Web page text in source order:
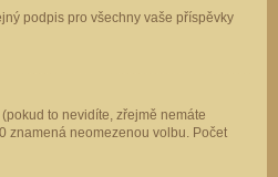
podpis pro všechny vaše příspěvky
to nevidíte, zřejmě nemáte
znamená neomezenou volbu. Počet